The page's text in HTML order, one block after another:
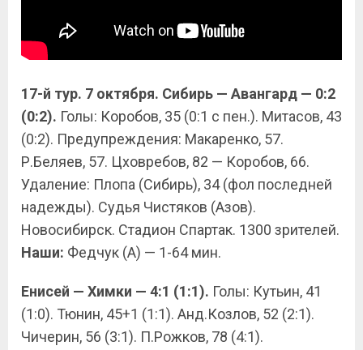
17-й тур. 7 октября. Сибирь — Авангард — 0:2
(0:2). Голы: Коробов, 35 (0:1 с пен.). Митасов, 43
(0:2). Предупреждения: Макаренко, 57.
Р.Беляев, 57. Цховребов, 82 — Коробов, 66.
Удаление: Плопа (Сибирь), 34 (фол последней
надежды). Судья Чистяков (Азов).
Новосибирск. Стадион Спартак. 1300 зрителей.
Наши: Федчук (А) — 1-64 мин.
Енисей — Химки — 4:1 (1:1). Голы: Кутьин, 41
(1:0). Тюнин, 45+1 (1:1). Анд.Козлов, 52 (2:1).
Чичерин, 56 (3:1). П.Рожков, 78 (4:1).